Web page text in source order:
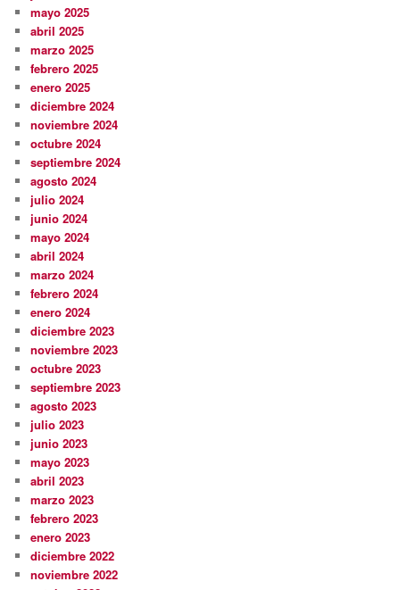
mayo 2025
abril 2025
marzo 2025
febrero 2025
enero 2025
diciembre 2024
noviembre 2024
octubre 2024
septiembre 2024
agosto 2024
julio 2024
junio 2024
mayo 2024
abril 2024
marzo 2024
febrero 2024
enero 2024
diciembre 2023
noviembre 2023
octubre 2023
septiembre 2023
agosto 2023
julio 2023
junio 2023
mayo 2023
abril 2023
marzo 2023
febrero 2023
enero 2023
diciembre 2022
noviembre 2022